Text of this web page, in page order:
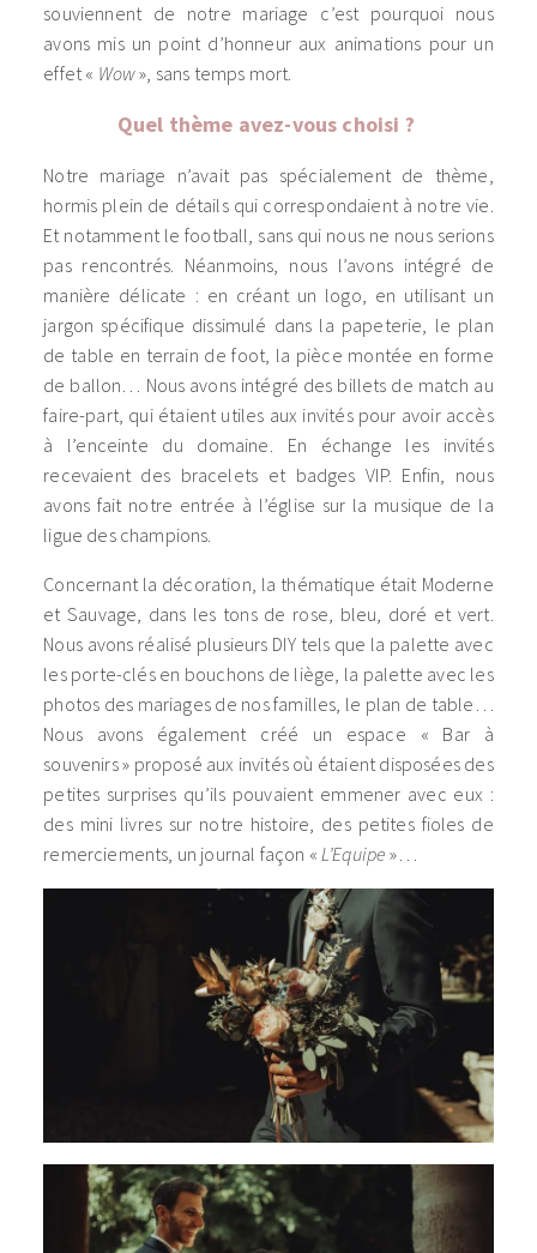
souviennent de notre mariage c’est pourquoi nous
avons mis un point d’honneur aux animations pour un
effet « Wow», sans temps mort.
Quel thème avez-vous choisi ?
Notre mariage n’avait pas spécialement de thème,
hormis plein de détails qui correspondaient à notre vie.
Et notamment le football, sans qui nous ne nous serions
pas rencontrés. Néanmoins, nous l’avons intégré de
manière délicate : en créant un logo, en utilisant un
jargon spécifique dissimulé dans la papeterie, le plan
de table en terrain de foot, la pièce montée en forme
de ballon… Nous avons intégré des billets de match au
faire-part, qui étaient utiles aux invités pour avoir accès
à l’enceinte du domaine. En échange les invités
recevaient des bracelets et badges VIP. Enfin, nous
avons fait notre entrée à l’église sur la musique de la
ligue des champions.
Concernant la décoration, la thématique était Moderne
et Sauvage, dans les tons de rose, bleu, doré et vert.
Nous avons réalisé plusieurs DIY tels que la palette avec
les porte-clés en bouchons de liège, la palette avec les
photos des mariages de nos familles, le plan de table…
Nous avons également créé un espace « Bar à
souvenirs » proposé aux invités où étaient disposées des
petites surprises qu’ils pouvaient emmener avec eux :
des mini livres sur notre histoire, des petites fioles de
remerciements, un journal façon « L’Equipe »…